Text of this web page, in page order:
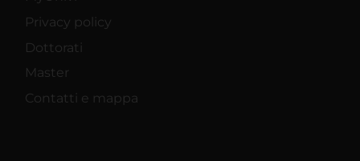
Privacy policy
Dottorati
Master
Contatti e mappa